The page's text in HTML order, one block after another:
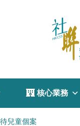
 核心業務
兒童個案